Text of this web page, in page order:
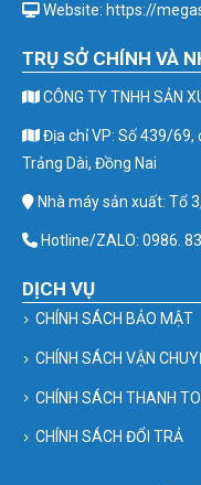
Website: https://
TRỤ SỞ CHÍNH VÀ
CÔNG TY TNHH SẢN
Địa chỉ VP: Số 439/69,
Trảng Dài, Đồng Nai
Nhà máy sản xuất: Tổ
Hotline/ZALO: 0986.
DỊCH VỤ
CHÍNH SÁCH BẢO MẬT
CHÍNH SÁCH VẬN
CHÍNH SÁCH THANH
CHÍNH SÁCH ĐỔI TRẢ